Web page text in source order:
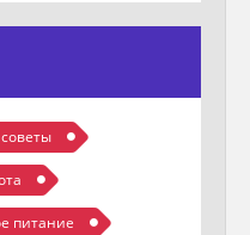
питание